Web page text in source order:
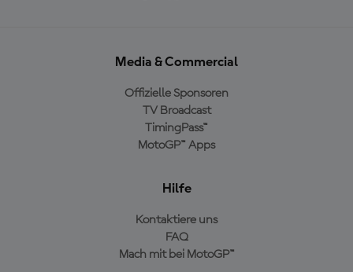
Media & Commercial
Offizielle Sponsoren
TV Broadcast
TimingPass™
MotoGP™ Apps
Hilfe
Kontaktiere uns
FAQ
Mach mit bei MotoGP™